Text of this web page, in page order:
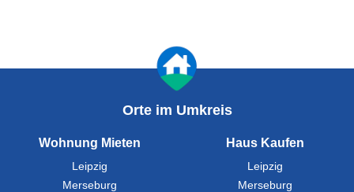
Orte im Umkreis
Wohnung Mieten
Leipzig
Merseburg
Haus Kaufen
Leipzig
Merseburg